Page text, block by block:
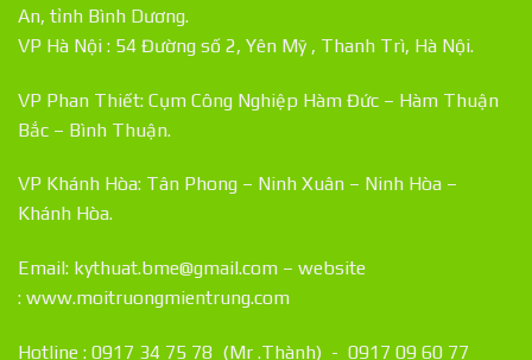
An, tỉnh Bình Dương.
VP Hà Nội : 54 Đường số 2, Yên Mỹ , Thanh Trì, Hà Nội.
VP Phan Thiết: Cụm Công Nghiệp Hàm Đức – Hàm Thuận
Bắc – Bình Thuận.
VP Khánh Hòa: Tân Phong – Ninh Xuân – Ninh Hòa –
Khánh Hòa.
Email: kythuat.bme@gmail.com – website
: www.moitruongmientrung.com
Hotline : 0917 34 75 78 (Mr .Thành) - 0917 09 60 77